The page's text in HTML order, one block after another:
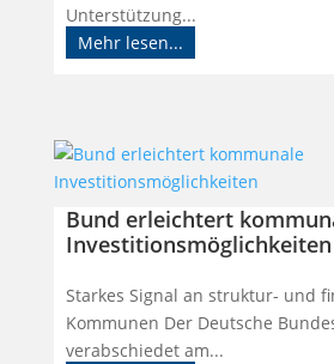
Unterstützung...
Mehr lesen...
Bund erleichtert
Investitionsmöglichkeiten
Starkes Signal an struktur- und
Kommunen Der Deutsche
verabschiedet am...